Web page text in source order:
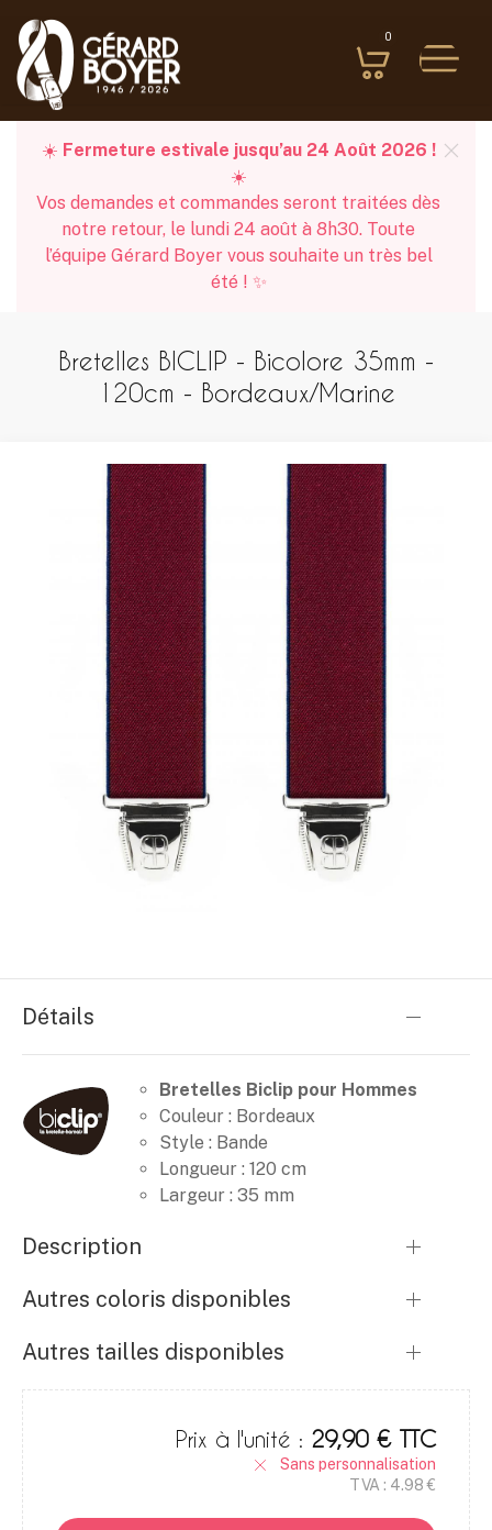
0
☀️ Fermeture estivale jusqu’au 24 Août 2026 !
☀️
Vos demandes et commandes seront traitées dès
notre retour, le lundi 24 août à 8h30. Toute
l’équipe Gérard Boyer vous souhaite un très bel
été ! ✨
Bretelles BICLIP - Bicolore 35mm -
120cm - Bordeaux/Marine
Détails
Bretelles Biclip pour Hommes
Couleur : Bordeaux
Style : Bande
Longueur : 120 cm
Largeur : 35 mm
Description
Autres coloris disponibles
Autres tailles disponibles
Prix à l'unité : 29,90 € TTC
Sans personnalisation
TVA : 4.98 €